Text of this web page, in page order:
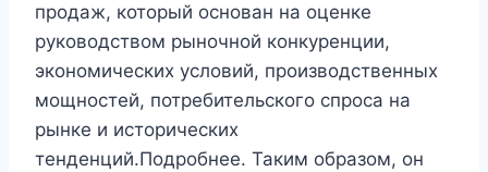
продаж, который основан на оценке
руководством рыночной конкуренции,
экономических условий, производственных
мощностей, потребительского спроса на
рынке и исторических
тенденций.Подробнее. Таким образом, он